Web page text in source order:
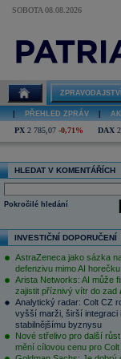
SOBOTA 08.08.2026
ZPRAVODAJSTVÍ
PŘEHLED ZPRÁV
PX 2 785,07 -0,71% DAX
HLEDAT V KOMENTÁŘÍCH
Pokročilé hledání
INVESTIČNÍ DOPORUČENÍ
AstraZeneca jako sázka
defenzivu mimo AI horečku
Arista Networks: AI může
zajistit příznivý vítr do zad
Analytický radar: Colt CZ
vyšší marži, širší integraci i
stabilnějšímu byznysu
Nové střelivo pro další
mění cílovou cenu pro Colt